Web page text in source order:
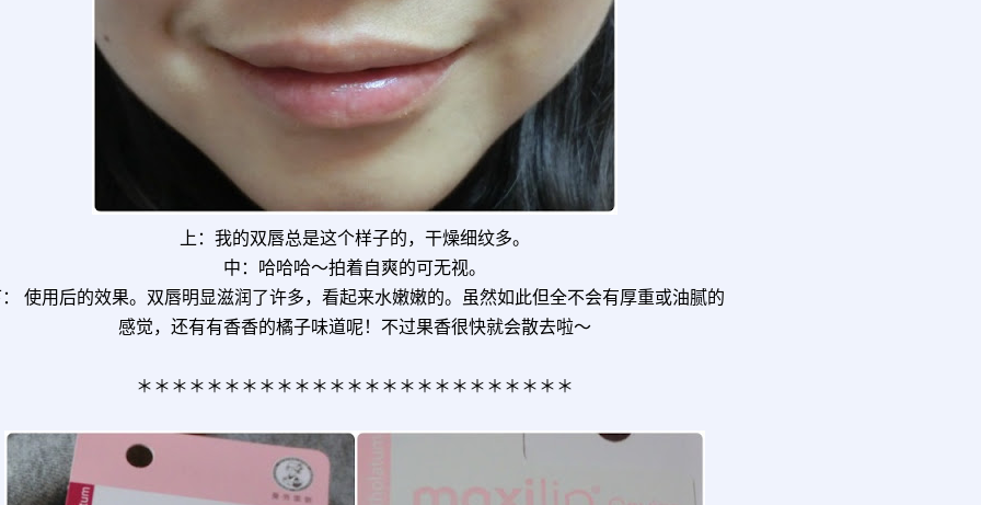
上：我的双唇总是这个样子的，干燥细纹多。
中：哈哈哈～拍着自爽的可无视。
使用后的效果。双唇明显滋润了许多，看起来水嫩嫩的。虽然如此但全不会有厚重或油腻的
感觉，还有有香香的橘子味道呢！不过果香很快就会散去啦～
＊＊＊＊＊＊＊＊＊＊＊＊＊＊＊＊＊＊＊＊＊＊＊＊＊